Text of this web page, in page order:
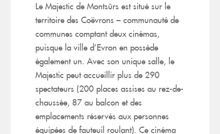
Le Majestic de Montsûrs est situé sur le
territoire des Coëvrons – communauté de
communes comptant deux cinémas,
puisque la ville d’Evron en possède
également un. Avec son unique salle, le
Majestic peut accueillir plus de 290
spectateurs (200 places assises au rez-de-
chaussée, 87 au balcon et des
emplacements réservés aux personnes
équipées de fauteuil roulant). Ce cinéma